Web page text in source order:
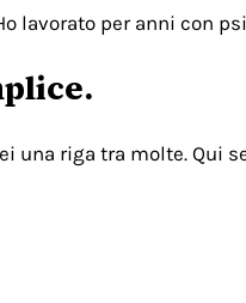
lavorato per anni con
una riga tra molte. Qui